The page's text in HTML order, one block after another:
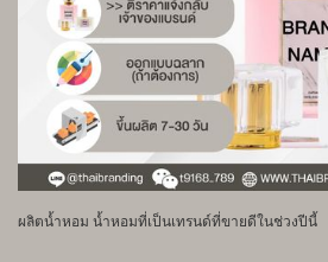
ผลิตน้ำหอม น้ำหอมที่เป็นเทรนด์ที่ขายดีในช่วงปีนี้